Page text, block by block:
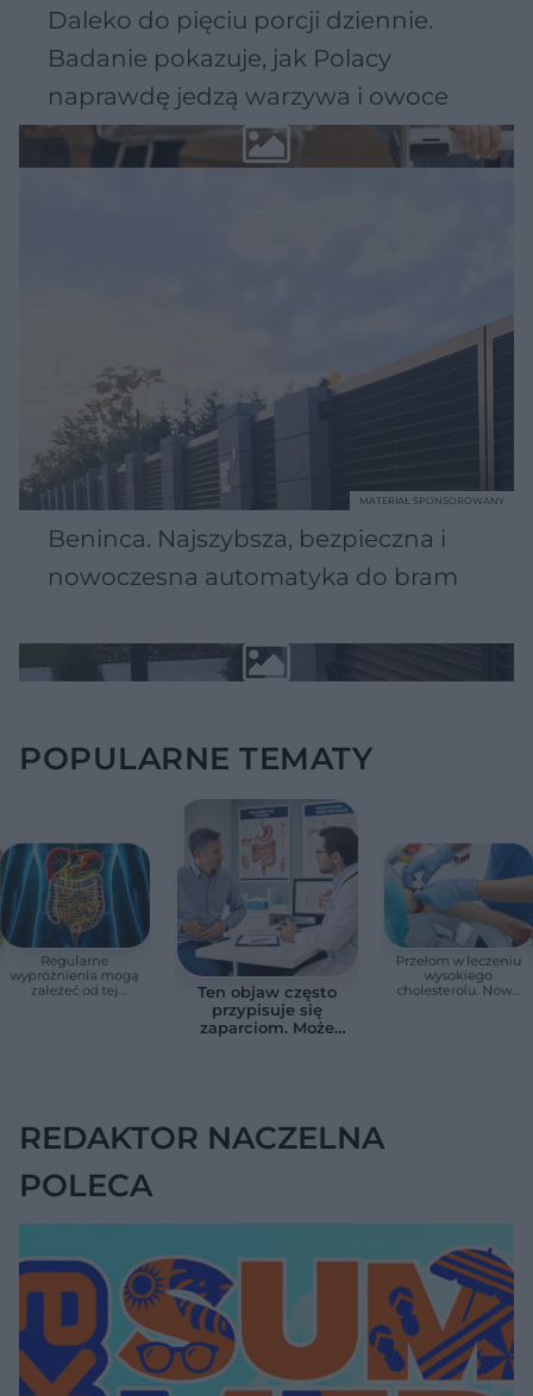
Daleko do pięciu porcji dziennie.
Badanie pokazuje, jak Polacy
naprawdę jedzą warzywa i owoce
Beninca. Najszybsza, bezpieczna i
nowoczesna automatyka do bram
MATERIAŁ SPONSOROWANY
POPULARNE TEMATY
Regularne
wypróżnienia mogą
zależeć od tej
Ten objaw często
przypisuje się
zaparciom. Może
Przełom w leczeniu
wysokiego
cholesterolu. Nowa
REDAKTOR NACZELNA
POLECA